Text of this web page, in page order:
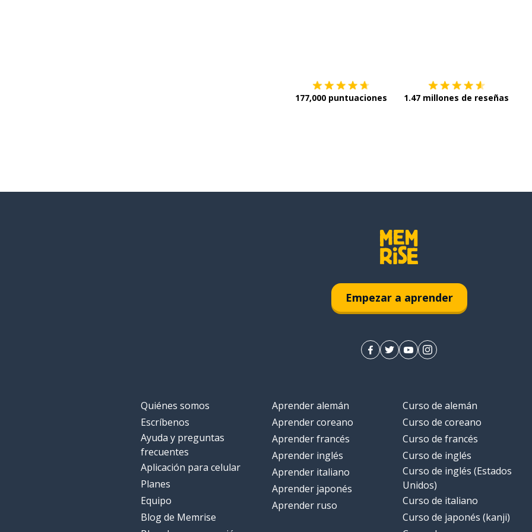
177,000 puntuaciones 1.47 millones de reseñas
Empezar a aprender
Quiénes somos
Escríbenos
Ayuda y preguntas
frecuentes
Aplicación para celular
Planes
Equipo
Blog de Memrise
Aprender alemán
Aprender coreano
Aprender francés
Aprender inglés
Aprender italiano
Aprender japonés
Aprender ruso
Curso de alemán
Curso de coreano
Curso de francés
Curso de inglés
Curso de inglés (Estados
Unidos)
Curso de italiano
Curso de japonés (kanji)